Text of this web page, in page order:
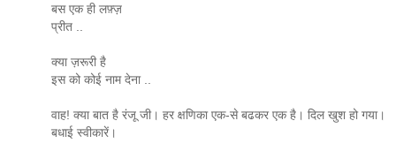
बस एक ही लफ़्ज़
प्रीत ..
क्या ज़रूरी है
इस को कोई नाम देना ..
वाह! क्या बात है रंजू जी। हर क्षणिका एक-से बढकर एक है। दिल खुश हो गया।
बधाई स्वीकारें।